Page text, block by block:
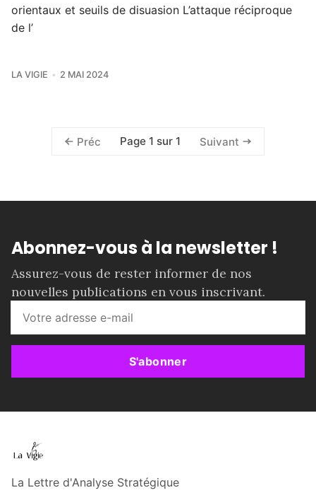
orientaux et seuils de disuasion L’attaque réciproque
de l’
LA VIGIE 2 MAI 2024
Préc Page 1 sur 1 Suivant
Abonnez-vous à la newsletter !
Assurez-vous de rester informer de nos
nouvelles publications en vous inscrivant.
S'abonner
La Lettre d'Analyse Stratégique